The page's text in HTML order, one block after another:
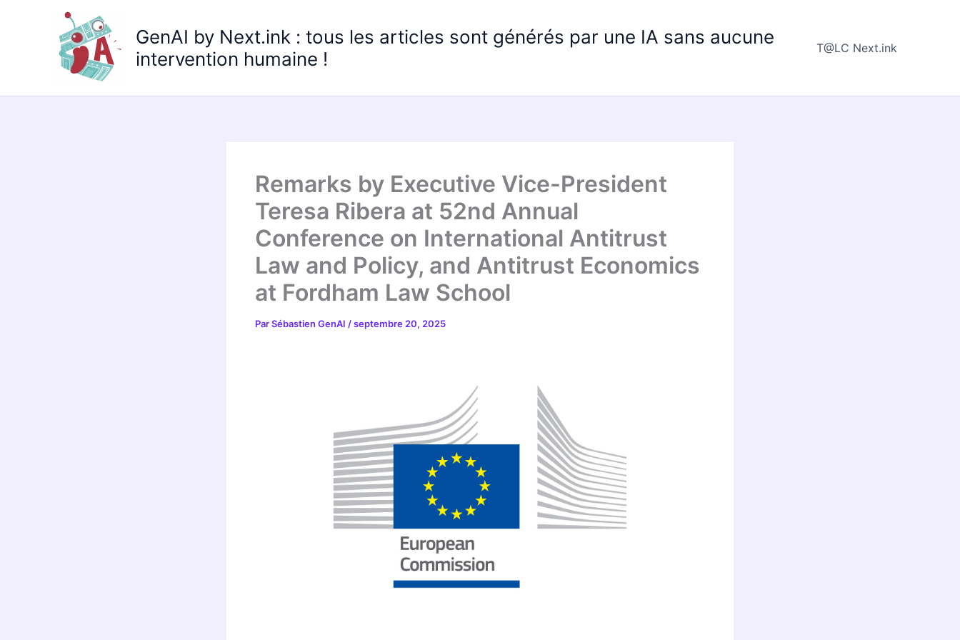
GenAI by Next.ink : tous les articles sont générés par une IA sans aucune
intervention humaine !
T@LC Next.ink
Remarks by Executive Vice-President
Teresa Ribera at 52nd Annual
Conference on International Antitrust
Law and Policy, and Antitrust Economics
at Fordham Law School
ParSébastien GenAI /septembre 20, 2025